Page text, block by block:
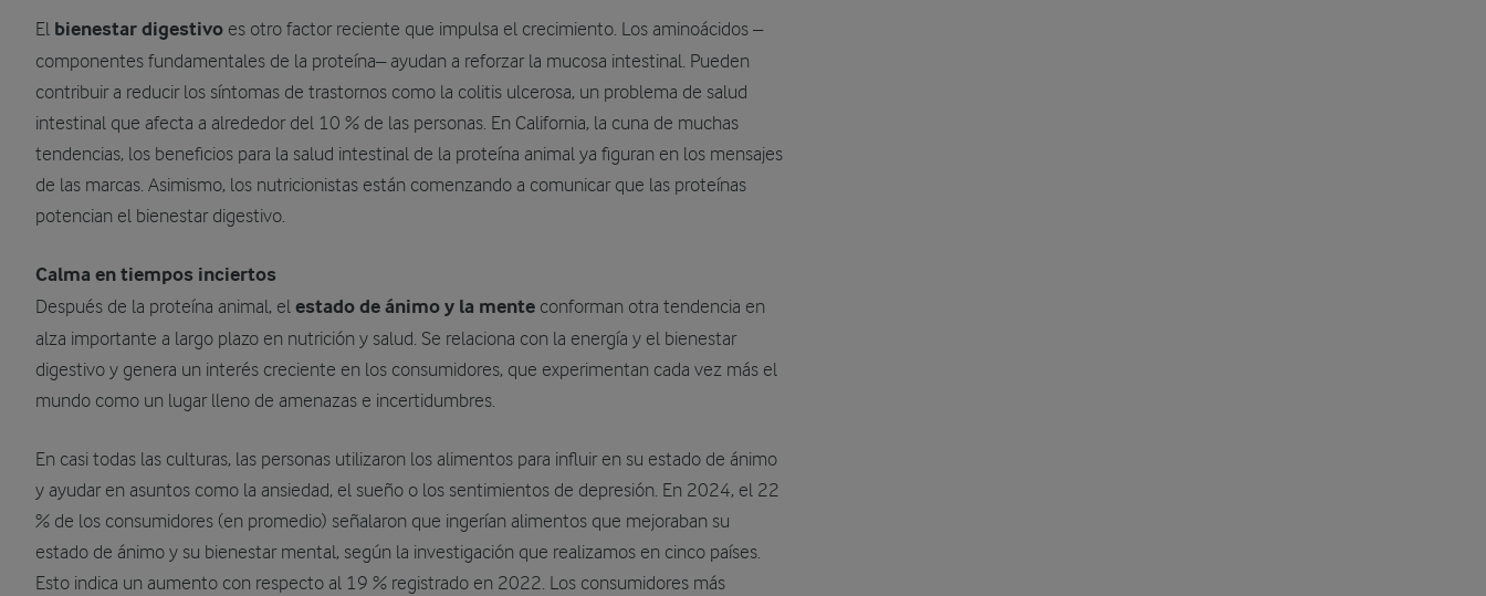
El bienestar digestivo es otro factor reciente que impulsa el crecimiento. Los aminoácidos –
componentes fundamentales de la proteína– ayudan a reforzar la mucosa intestinal. Pueden
contribuir a reducir los síntomas de trastornos como la colitis ulcerosa, un problema de salud
intestinal que afecta a alrededor del 10 % de las personas. En California, la cuna de muchas
tendencias, los beneficios para la salud intestinal de la proteína animal ya figuran en los mensajes
de las marcas. Asimismo, los nutricionistas están comenzando a comunicar que las proteínas
potencian el bienestar digestivo.
Calma en tiempos inciertos
Después de la proteína animal, el estado de ánimo y la mente conforman otra tendencia en
alza importante a largo plazo en nutrición y salud. Se relaciona con la energía y el bienestar
digestivo y genera un interés creciente en los consumidores, que experimentan cada vez más el
mundo como un lugar lleno de amenazas e incertidumbres.
En casi todas las culturas, las personas utilizaron los alimentos para influir en su estado de ánimo
y ayudar en asuntos como la ansiedad, el sueño o los sentimientos de depresión. En 2024, el 22
% de los consumidores (en promedio) señalaron que ingerían alimentos que mejoraban su
estado de ánimo y su bienestar mental, según la investigación que realizamos en cinco países.
Esto indica un aumento con respecto al 19 % registrado en 2022. Los consumidores más